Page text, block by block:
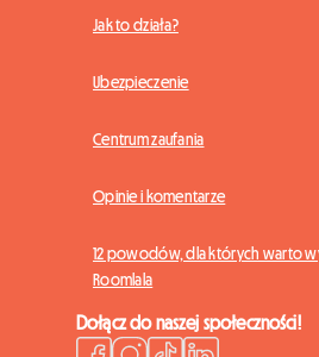
Jak to działa?
Ubezpieczenie
Centrum zaufania
Opinie i komentarze
12 powodów, dla których warto
Roomlala
Dołącz do naszej społeczności!